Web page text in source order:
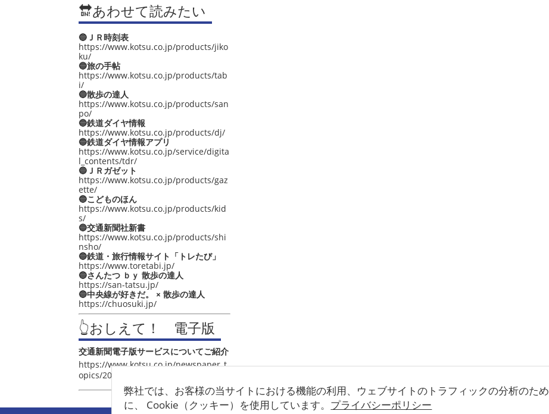
弊社では、お客様の当サイトにおける機能の利用、ウェブサイトのトラフィックの分析のため
に、 Cookie（クッキー）を使用しています。 プライバシーポリシー
🔛あわせて読みたい
🔵ＪＲ時刻表
https://www.kotsu.co.jp/products/jiko
ku/
🔵旅の手帖
https://www.kotsu.co.jp/products/tab
i/
🔵散歩の達人
https://www.kotsu.co.jp/products/san
po/
🔵鉄道ダイヤ情報
https://www.kotsu.co.jp/products/dj/
🔵鉄道ダイヤ情報アプリ
https://www.kotsu.co.jp/service/digita
l_contents/tdr/
🔵ＪＲガゼット
https://www.kotsu.co.jp/products/gaz
ette/
🔵こどものほん
https://www.kotsu.co.jp/products/kid
s/
🔵交通新聞社新書
https://www.kotsu.co.jp/products/shi
nsho/
🔵鉄道・旅行情報サイト「トレたび」
https://www.toretabi.jp/
🔵さんたつ ｂｙ 散歩の達人
https://san-tatsu.jp/
🔵中央線が好きだ。 × 散歩の達人
https://chuosuki.jp/
👆おしえて！ 電子版
交通新聞電子版サービスについてご紹介
https://www.kotsu.co.jp/newspaper_t
opics/2021/post_4048.html